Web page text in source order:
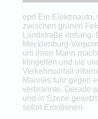
epd Ein Elektroauto,
zwischen grünen
Landstraße
Mecklenburg-
um ihren Mann
klingelten und sie
Verkehrsunfall
Mannes fuhr gegen
verbrannte. Gerade
und in Szene
sofort Emotionen.